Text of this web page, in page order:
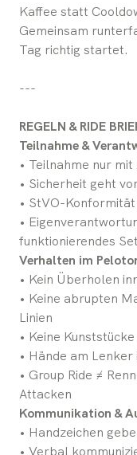
Kaffee statt
Gemeinsam
Tag richtig startet.
---
REGELN & RIDE
Teilnahme &
• Teilnahme nur
• Sicherheit geht
• StVO-
•
funktionierendes
Verhalten im
• Kein Überholen
• Keine abrupten
Linien
• Keine
• Hände am
• Group Ride ≠
Attacken
Kommunikation &
• Handzeichen
• Verbal